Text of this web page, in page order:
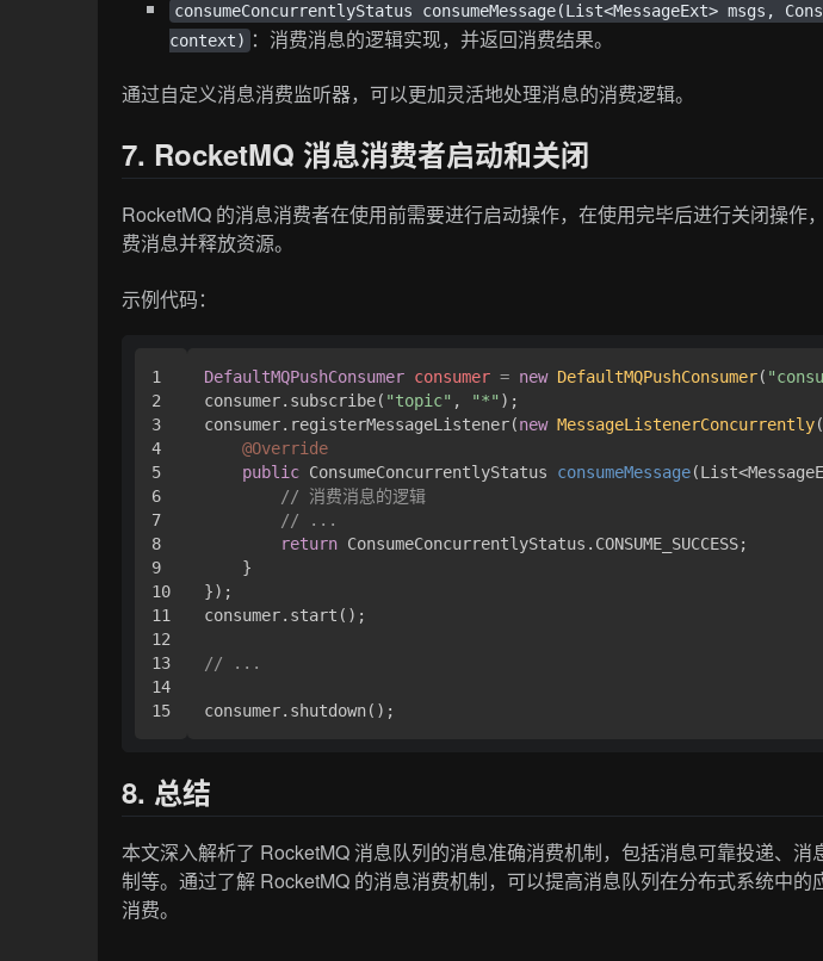
consumeConcurrentlyStatus consumeMessage(List<MessageExt> msgs,
context) ：消费消息的逻辑实现，并返回消费结果。
通过自定义消息消费监听器，可以更加灵活地处理消息的消费逻辑。
7. RocketMQ 消息消费者启动和关闭
RocketMQ 的消息消费者在使用前需要进行启动操作，在使用完毕后进行关闭操作
费消息并释放资源。
示例代码：
1
2
3
4
5
6
7
8
9
10
11
12
13
14
DefaultMQPushConsumer consumer = new DefaultMQPushConsumer(
consumer.subscribe( "topic" , "*" );
consumer.registerMessageListener(new MessageListenerConcurrently
@Override
public ConsumeConcurrentlyStatus consumeMessage
// 消费消息的逻辑
// ...
return ConsumeConcurrentlyStatus.CONSUME_SUCCESS;
    }
});
consumer.start();
// ...
8. 总结
本文深入解析了 RocketMQ 消息队列的消息准确消费机制，包括消息可靠投递、消
制等。通过了解 RocketMQ 的消息消费机制，可以提高消息队列在分布式系统中的
消费。